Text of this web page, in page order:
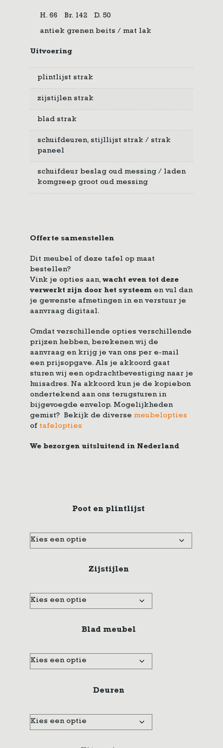
H. 66 Br. 142 D. 50
antiek grenen beits / mat lak
Uitvoering
plintlijst strak
zijstijlen strak
blad strak
schuifdeuren, stijllijst strak / strak
paneel
schuifdeur beslag oud messing / laden
komgreep groot oud messing
Offerte samenstellen
Dit meubel of deze tafel op maat
bestellen?
Vink je opties aan, wacht even tot deze
verwerkt zijn door het systeem en vul dan
je gewenste afmetingen in en verstuur je
aanvraag digitaal.
Omdat verschillende opties verschillende
prijzen hebben, berekenen wij de
aanvraag en krijg je van ons per e-mail
een prijsopgave. Als je akkoord gaat
sturen wij een opdrachtbevestiging naar je
huisadres. Na akkoord kun je de kopiebon
ondertekend aan ons terugsturen in
bijgevoegde envelop. Mogelijkheden
gemist? Bekijk de diverse meubelopties
of tafelopties
We bezorgen uitsluitend in Nederland
Poot en plintlijst
Zijstijlen
Blad meubel
Deuren